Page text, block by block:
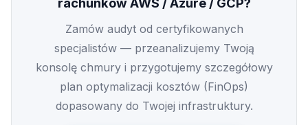
Zamów audyt od certyfikowanych
specjalistów — przeanalizujemy Twoją
konsolę chmury i przygotujemy szczegółowy
plan optymalizacji kosztów (FinOps)
dopasowany do Twojej infrastruktury.